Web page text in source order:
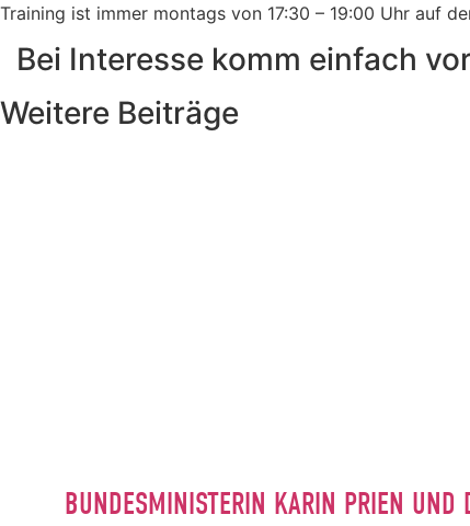
Training ist immer montags von 17:30 – 19:00 Uhr auf
Bei Interesse komm einfach
Weitere Beiträge
BUNDESMINISTERIN KARIN PRIEN UND